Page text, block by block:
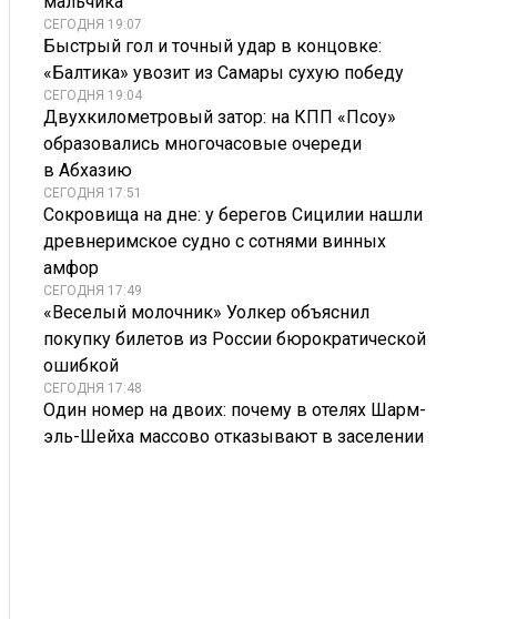
СЕГОДНЯ 19:07
Быстрый гол и точный удар в концовке:
«Балтика» увозит из Самары сухую победу
СЕГОДНЯ 19:04
Двухкилометровый затор: на КПП «Псоу»
образовались многочасовые очереди
в Абхазию
СЕГОДНЯ 17:51
Сокровища на дне: у берегов Сицилии нашли
древнеримское судно с сотнями винных
амфор
СЕГОДНЯ 17:49
«Веселый молочник» Уолкер объяснил
покупку билетов из России бюрократической
ошибкой
СЕГОДНЯ 17:48
Один номер на двоих: почему в отелях Шарм-
эль-Шейха массово отказывают в заселении